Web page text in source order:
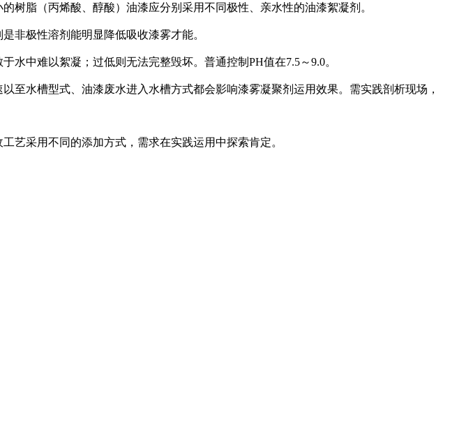
树脂（丙烯酸、醇酸）油漆应分别采用不同极性、亲水性的油漆絮凝剂。
非极性溶剂能明显降低吸收漆雾才能。
中难以絮凝；过低则无法完整毁坏。普通控制PH值在7.5～9.0。
至水槽型式、油漆废水进入水槽方式都会影响漆雾凝聚剂运用效果。需实践剖析现场，
艺采用不同的添加方式，需求在实践运用中探索肯定。